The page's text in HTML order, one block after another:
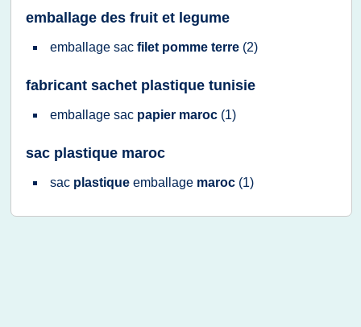
emballage des fruit et legume
emballage sac filet pomme terre (2)
fabricant sachet plastique tunisie
emballage sac papier maroc (1)
sac plastique maroc
sac plastique emballage maroc (1)